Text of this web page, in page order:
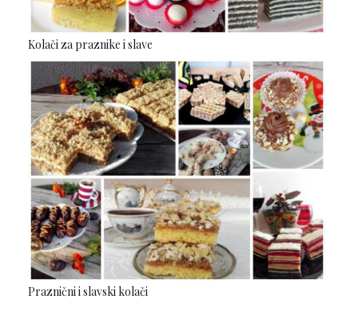
Kolači za praznike i slave
Praznični i slavski kolači